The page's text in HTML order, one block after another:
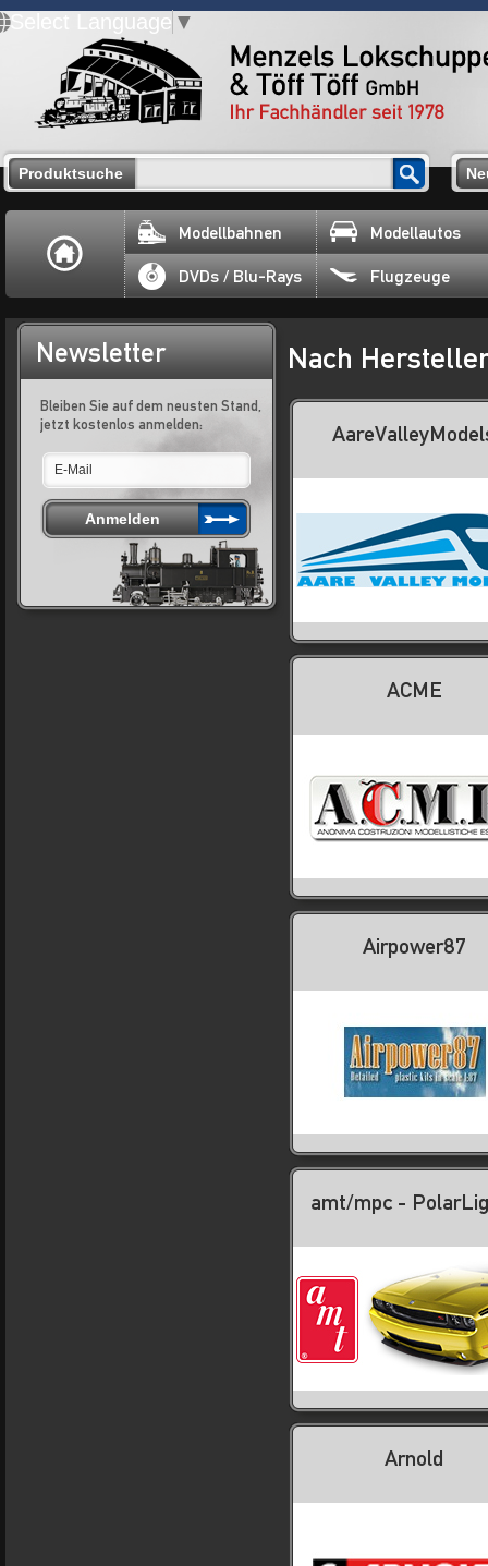
Select Language ▼
Produktsuche
Modellbahnen Modellautos
DVDs / Blu-Rays Flugzeuge
Newsletter
Bleiben Sie auf dem neusten Stand,
jetzt kostenlos anmelden:
Nach
ACME
Airpower87
amt/mpc -
Arnold